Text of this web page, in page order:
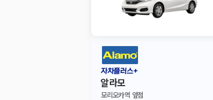
자차플러스+
알라모
모리오카역 앞점